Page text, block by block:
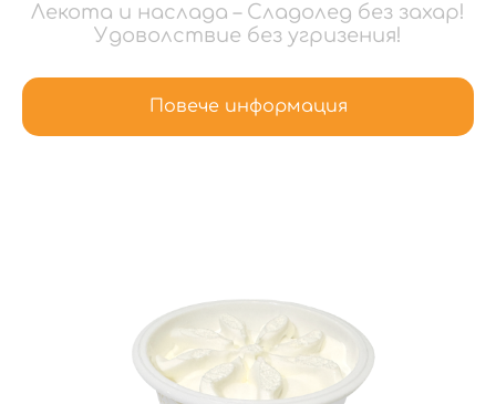
Лекота и наслада – Сладолед без захар!
Удоволствие без угризения!
Повече информация